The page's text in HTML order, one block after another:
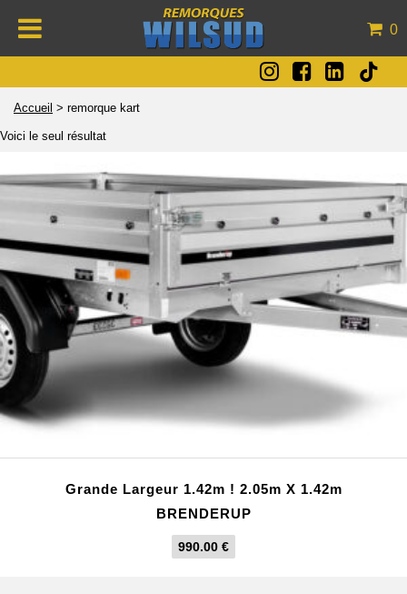
Accueil > remorque kart
Voici le seul résultat
Grande Largeur 1.42m ! 2.05m X 1.42m
BRENDERUP
990.00 €
0